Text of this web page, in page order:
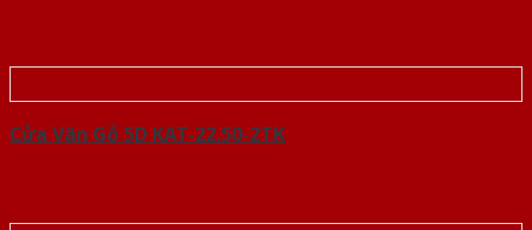
Cửa Vân Gỗ 5D KAT-22.50-2TK